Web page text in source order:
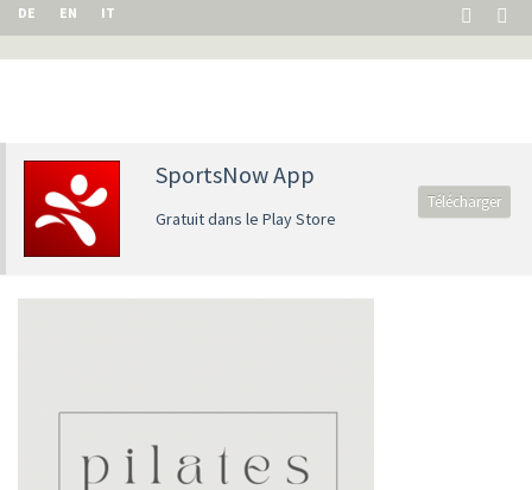
DE EN IT
SportsNow App
Gratuit dans le Play Store
Télécharger